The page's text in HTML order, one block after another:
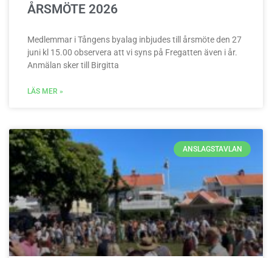
ÅRSMÖTE 2026
Medlemmar i Tångens byalag inbjudes till årsmöte den 27
juni kl 15.00 observera att vi syns på Fregatten även i år.
Anmälan sker till Birgitta
LÄS MER »
ANSLAGSTAVLAN